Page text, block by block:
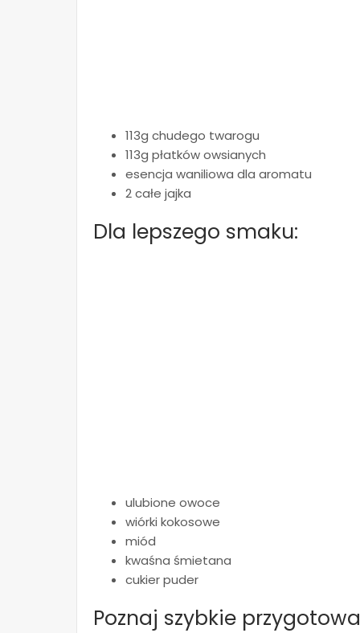
113g chudego twarogu
113g płatków owsianych
esencja waniliowa dla aromatu
2 całe jajka
Dla lepszego smaku:
ulubione owoce
wiórki kokosowe
miód
kwaśna śmietana
cukier puder
Poznaj szybkie